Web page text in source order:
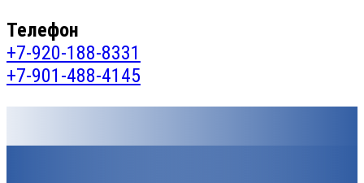
Телефон
+7-920-188-8331
+7-901-488-4145